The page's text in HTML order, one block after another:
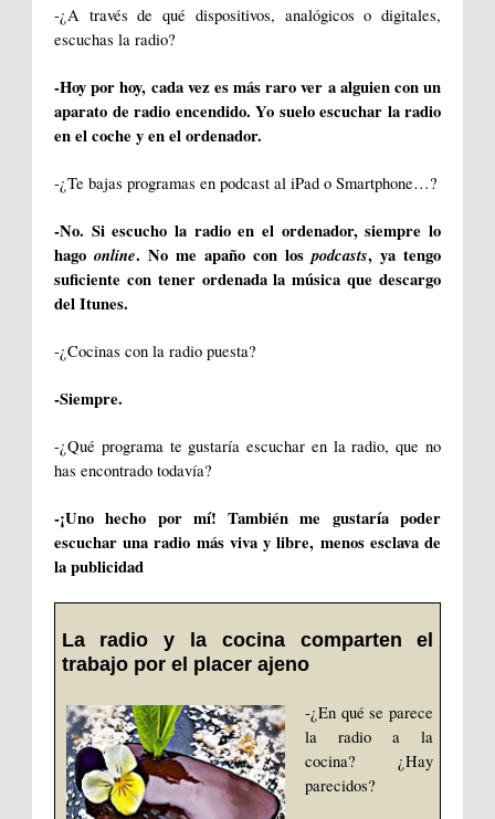
-¿A través de qué dispositivos, analógicos o digitales,
escuchas la radio?
-Hoy por hoy, cada vez es más raro ver a alguien con un
aparato de radio encendido. Yo suelo escuchar la radio
en el coche y en el ordenador.
-¿Te bajas programas en podcast al iPad o Smartphone…?
-No. Si escucho la radio en el ordenador, siempre lo
hago online. No me apaño con lospodcasts, ya tengo
suficiente con tener ordenada la música que descargo
del Itunes.
-¿Cocinas con la radio puesta?
-Siempre.
-¿Qué programa te gustaría escuchar en la radio, que no
has encontrado todavía?
-¡Uno hecho por mí! También me gustaría poder
escuchar una radio más viva y libre, menos esclava de
la publicidad
La radio y la cocina comparten el
trabajo por el placer ajeno
-¿En qué se parece
la radio a la
cocina? ¿Hay
parecidos?